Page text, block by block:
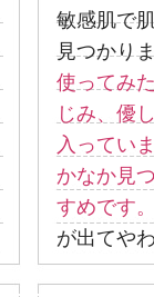
敏感肌で
見つかり
使ってみ
じみ、優
入ってい
かなか見
すめです
が出てや